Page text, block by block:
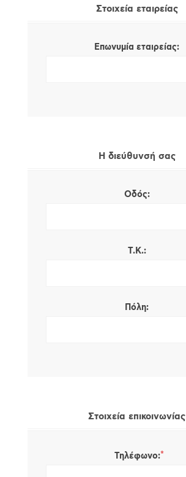
Στοιχεία εταιρείας
Επωνυμία εταιρείας:
Η διεύθυνσή σας
Οδός:
Τ.Κ.:
Πόλη:
Στοιχεία επικοινωνίας
Τηλέφωνο:*